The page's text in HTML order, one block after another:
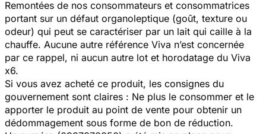
Remontées de nos consommateurs et consommatrices
portant sur un défaut organoleptique (goût, texture ou
odeur) qui peut se caractériser par un lait qui caille à la
chauffe. Aucune autre référence Viva n’est concernée
par ce rappel, ni aucun autre lot et horodatage du Viva
x6.
Si vous avez acheté ce produit, les consignes du
gouvernement sont claires : Ne plus le consommer et le
apporter le produit au point de vente pour obtenir un
dédommagement sous forme de bon de réduction.